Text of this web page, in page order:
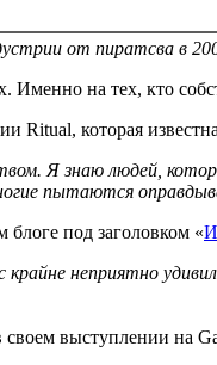
от пиратсва в
Именно на тех, кто
Ritual, которая
Я знаю людей,
пытаются
блоге под заголовком «И
неприятно
выступлении на